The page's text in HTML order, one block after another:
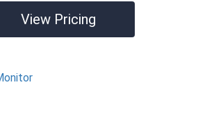
View Pricing